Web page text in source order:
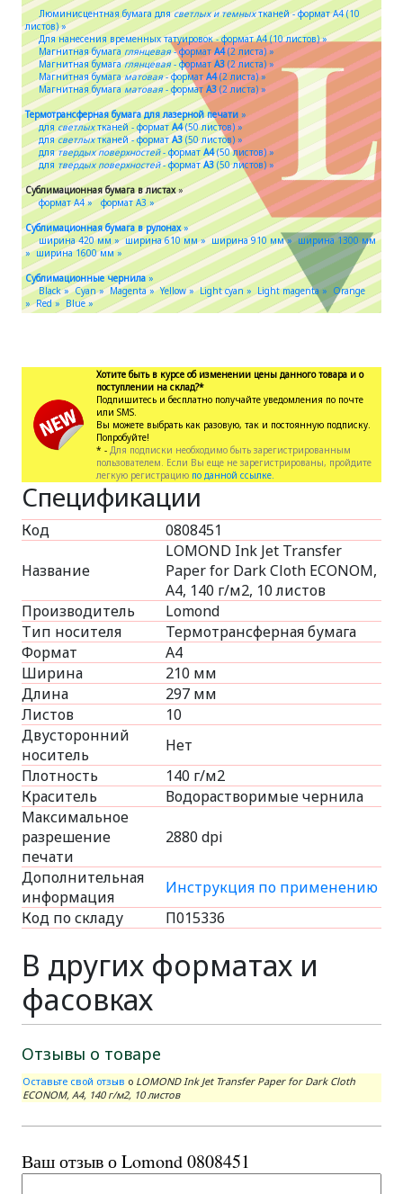
Люминисцентная бумага длясветлых и темныхтканей - формат A4 (10
листов) »
Для нанесения временных татуировок - формат A4 (10 листов) »
Магнитная бумага глянцевая- форматA4(2 листа) »
Магнитная бумагаглянцевая- форматA3(2 листа) »
Магнитная бумагаматовая- форматA4(2 листа) »
Магнитная бумага матовая- формат A3(2 листа) »
Термотрансферная бумага для лазерной печати »
для светлыхтканей - формат A4(50 листов) »
длясветлыхтканей - форматA3(50 листов) »
длятвердых поверхностей- формат A4(50 листов) »
для твердых поверхностей- форматA3 (50 листов) »
Сублимационная бумага в листах»
формат А4 »
формат А3 »
Сублимационная бумага в рулонах»
ширина 420 мм » ширина 610 мм » ширина 910 мм » ширина 1300 мм
» ширина 1600 мм »
Сублимационные чернила»
Black » Cyan » Magenta » Yellow » Light cyan » Light magenta » Orange
» Red » Blue »
Хотите быть в курсе об изменении цены данного товара и о
поступлении на склад?*
Подпишитесь и бесплатно получайте уведомления по почте
или SMS.
Вы можете выбрать как разовую, так и постоянную подписку.
Попробуйте!
* - Для подписки необходимо быть зарегистрированным
пользователем. Если Вы еще не зарегистрированы, пройдите
легкую регистрацию по данной ссылке.
Спецификации
Код 0808451
Название
LOMOND Ink Jet Transfer
Paper for Dark Cloth ECONOM,
A4, 140 г/м2, 10 листов
Производитель
Lomond
Тип носителя
Термотрансферная бумага
Формат
A4
Ширина
210 мм
Длина
297 мм
Листов
10
Двусторонний
носитель
Нет
Плотность
140 г/м2
Краситель
Водорастворимые чернила
Максимальное
разрешение
печати
2880 dpi
Дополнительная
информация
Инструкция по применению
Код по складу
П015336
В других форматах и
фасовках
Отзывы о товаре
Оставьте свой отзыв о LOMOND Ink Jet Transfer Paper for Dark Cloth
ECONOM, A4, 140 г/м2, 10 листов
Ваш отзыв о Lomond 0808451